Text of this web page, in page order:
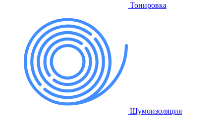
Тонировка
Шумоизоляция